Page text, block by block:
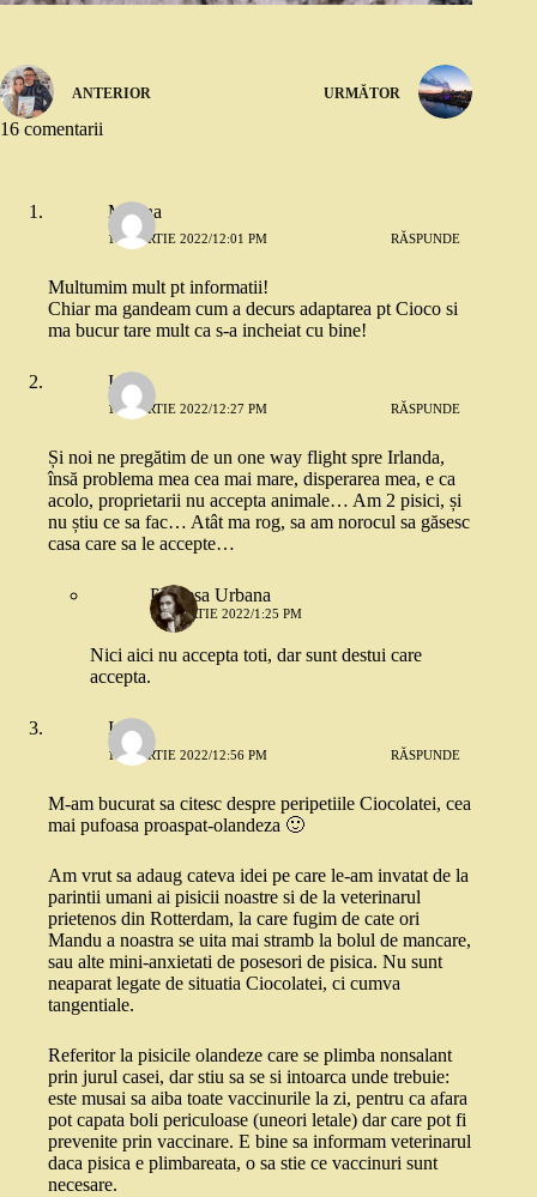
ANTERIOR URMĂTOR
16 comentarii
Marina
10 MARTIE 2022/12:01 PM RĂSPUNDE
Multumim mult pt informatii!
Chiar ma gandeam cum a decurs adaptarea pt Cioco si
ma bucur tare mult ca s-a incheiat cu bine!
I
10 MARTIE 2022/12:27 PM RĂSPUNDE
Și noi ne pregătim de un one way flight spre Irlanda,
însă problema mea cea mai mare, disperarea mea, e ca
acolo, proprietarii nu accepta animale… Am 2 pisici, și
nu știu ce sa fac… Atât ma rog, sa am norocul sa găsesc
casa care sa le accepte…
Printesa Urbana
10 MARTIE 2022/1:25 PM
Nici aici nu accepta toti, dar sunt destui care
accepta.
Irina
10 MARTIE 2022/12:56 PM RĂSPUNDE
M-am bucurat sa citesc despre peripetiile Ciocolatei, cea
mai pufoasa proaspat-olandeza 🙂
Am vrut sa adaug cateva idei pe care le-am invatat de la
parintii umani ai pisicii noastre si de la veterinarul
prietenos din Rotterdam, la care fugim de cate ori
Mandu a noastra se uita mai stramb la bolul de mancare,
sau alte mini-anxietati de posesori de pisica. Nu sunt
neaparat legate de situatia Ciocolatei, ci cumva
tangentiale.
Referitor la pisicile olandeze care se plimba nonsalant
prin jurul casei, dar stiu sa se si intoarca unde trebuie:
este musai sa aiba toate vaccinurile la zi, pentru ca afara
pot capata boli periculoase (uneori letale) dar care pot fi
prevenite prin vaccinare. E bine sa informam veterinarul
daca pisica e plimbareata, o sa stie ce vaccinuri sunt
necesare.